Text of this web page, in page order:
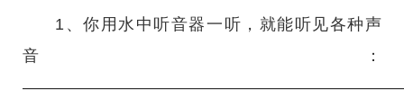
1、你用水中听音器一听，就能听见各种声
音：